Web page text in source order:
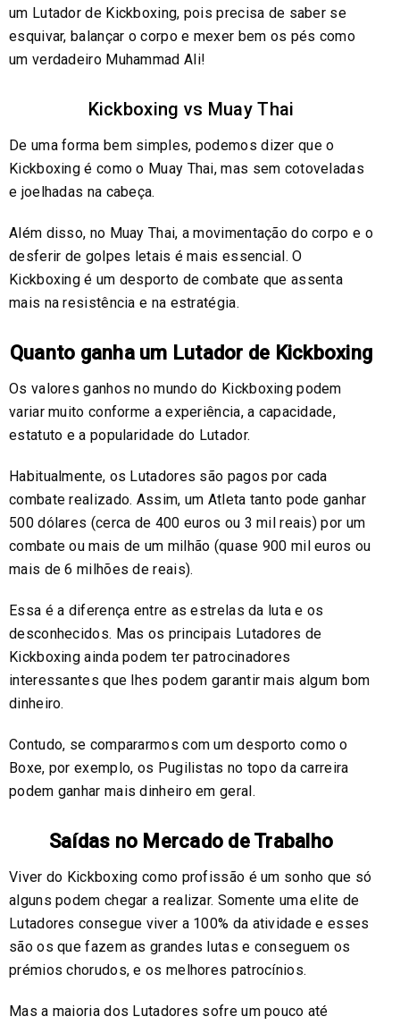
um Lutador de Kickboxing, pois precisa de saber se
esquivar, balançar o corpo e mexer bem os pés como
um verdadeiro Muhammad Ali!
Kickboxing vs Muay Thai
De uma forma bem simples, podemos dizer que o
Kickboxing é como o Muay Thai, mas sem cotoveladas
e joelhadas na cabeça.
Além disso, no Muay Thai, a movimentação do corpo e o
desferir de golpes letais é mais essencial. O
Kickboxing é um desporto de combate que assenta
mais na resistência e na estratégia.
Quanto ganha um Lutador de Kickboxing
Os valores ganhos no mundo do Kickboxing podem
variar muito conforme a experiência, a capacidade,
estatuto e a popularidade do Lutador.
Habitualmente, os Lutadores são pagos por cada
combate realizado. Assim, um Atleta tanto pode ganhar
500 dólares (cerca de 400 euros ou 3 mil reais) por um
combate ou mais de um milhão (quase 900 mil euros ou
mais de 6 milhões de reais).
Essa é a diferença entre as estrelas da luta e os
desconhecidos. Mas os principais Lutadores de
Kickboxing ainda podem ter patrocinadores
interessantes que lhes podem garantir mais algum bom
dinheiro.
Contudo, se compararmos com um desporto como o
Boxe, por exemplo, os Pugilistas no topo da carreira
podem ganhar mais dinheiro em geral.
Saídas no Mercado de Trabalho
Viver do Kickboxing como profissão é um sonho que só
alguns podem chegar a realizar. Somente uma elite de
Lutadores consegue viver a 100% da atividade e esses
são os que fazem as grandes lutas e conseguem os
prémios chorudos, e os melhores patrocínios.
Mas a maioria dos Lutadores sofre um pouco até